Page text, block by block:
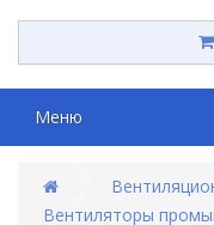
Меню
Вентиляторы